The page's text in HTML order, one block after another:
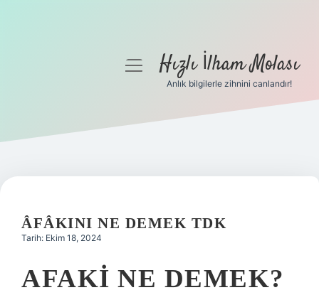
Gizlilik Politikası
Yasal Uyarı
menüyüHızlı İlham Molası
Anlık bilgilerle zihnini canlandır!
ÂFÂKINI NE DEMEK TDK
Tarih: Ekim 18, 2024
AFAKI NE DEMEK?